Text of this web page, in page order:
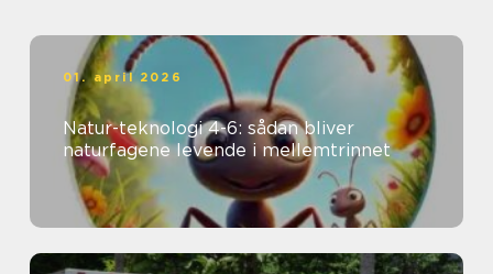
01. april 2026
Natur-teknologi 4-6: sådan bliver
naturfagene levende i mellemtrinnet